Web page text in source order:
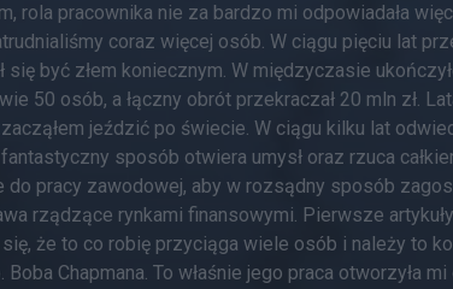
rola pracownika nie za bardzo mi odpowiadała
coraz więcej osób. W ciągu pięciu lat
się być złem koniecznym. W międzyczasie
50 osób, a łączny obrót przekraczał 20 mln zł.
jeździć po świecie. W ciągu kilku lat
sposób otwiera umysł oraz rzuca
pracy zawodowej, aby w rozsądny sposób
rządzące rynkami finansowymi. Pierwsze
że to co robię przyciąga wiele osób i należy to
Chapmana. To właśnie jego praca otworzyła